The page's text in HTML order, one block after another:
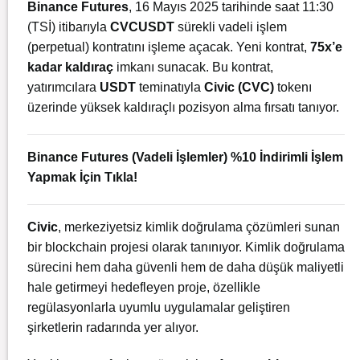
Binance Futures, 16 Mayıs 2025 tarihinde saat 11:30
(TSİ) itibarıyla CVCUSDT sürekli vadeli işlem
(perpetual) kontratını işleme açacak. Yeni kontrat, 75x’e
kadar kaldıraç imkanı sunacak. Bu kontrat,
yatırımcılara USDT teminatıyla Civic (CVC) tokenı
üzerinde yüksek kaldıraçlı pozisyon alma fırsatı tanıyor.
Binance Futures (Vadeli İşlemler) %10 İndirimli İşlem
Yapmak İçin Tıkla!
Civic, merkeziyetsiz kimlik doğrulama çözümleri sunan
bir blockchain projesi olarak tanınıyor. Kimlik doğrulama
sürecini hem daha güvenli hem de daha düşük maliyetli
hale getirmeyi hedefleyen proje, özellikle
regülasyonlarla uyumlu uygulamalar geliştiren
şirketlerin radarında yer alıyor.